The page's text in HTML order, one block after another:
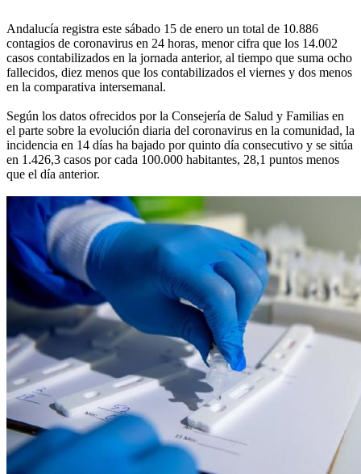
Andalucía registra este sábado 15 de enero un total de 10.886
contagios de coronavirus en 24 horas, menor cifra que los 14.002
casos contabilizados en la jornada anterior, al tiempo que suma ocho
fallecidos, diez menos que los contabilizados el viernes y dos menos
en la comparativa intersemanal.
Según los datos ofrecidos por la Consejería de Salud y Familias en
el parte sobre la evolución diaria del coronavirus en la comunidad, la
incidencia en 14 días ha bajado por quinto día consecutivo y se sitúa
en 1.426,3 casos por cada 100.000 habitantes, 28,1 puntos menos
que el día anterior.